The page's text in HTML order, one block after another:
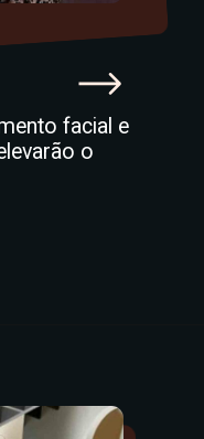
facial e
o